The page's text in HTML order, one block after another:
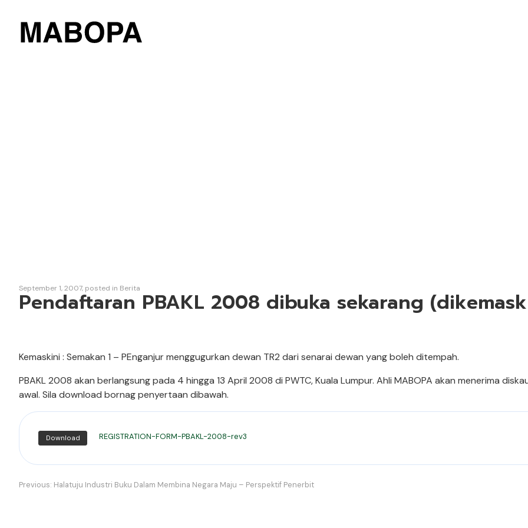
Pendaftaran PBAKL 2008 dibuka sekarang
September 1, 2007 posted in Berita
Kemaskini : Semakan 1 – PEnganjur menggugurkan dewan TR2 dari senarai dewan yang boleh ditempah.
PBAKL 2008 akan berlangsung pada 4 hingga 13 April 2008 di PWTC, Kuala Lumpur. Ahli MABOPA akan menerima
awal. Sila download bornag penyertaan dibawah.
REGISTRATION-FORM-PBAKL-2008-rev3
Download
Navigasi
Previous: Halatuju Industri Buku Dalam Membina Negara Maju – Perspektif Penerbit